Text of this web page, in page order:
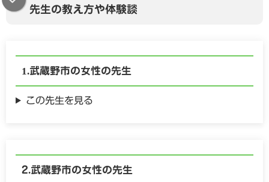
先生の教え方や体験談
武蔵野市の女性の先生
この先生を見る
武蔵野市の女性の先生